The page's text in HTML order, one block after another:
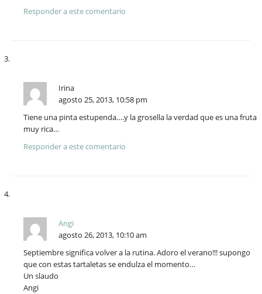
Responder a este comentario
Irina
agosto 25, 2013, 10:58 pm
Tiene una pinta estupenda….y la grosella la verdad que es una fruta
muy rica…
Responder a este comentario
Angi
agosto 26, 2013, 10:10 am
Septiembre significa volver a la rutina. Adoro el verano!!! supongo
que con estas tartaletas se endulza el momento…
Un slaudo
Angi